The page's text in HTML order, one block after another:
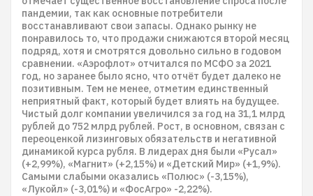
пандемии, так как основные потребители
восстанавливают свои запасы. Однако рынку не
понравилось то, что продажи снижаются второй месяц
подряд, хотя и смотрятся довольно сильно в годовом
сравнении. «Аэрофлот» отчитался по МСФО за 2021
год, но заранее было ясно, что отчёт будет далеко не
позитивным. Тем не менее, отметим единственный
неприятный факт, который будет влиять на будущее.
Чистый долг компании увеличился за год на 31,1 млрд
рублей до 752 млрд рублей. Рост, в основном, связан с
переоценкой лизинговых обязательств и негативной
динамикой курса рубля. В лидерах дня были «Русал»
(+2,99%), «Магнит» (+2,15%) и «Детский Мир» (+1,9%).
Самыми слабыми оказались «Полюс» (-3,15%),
«Лукойл» (-3,01%) и «ФосАгро» -2,22%).